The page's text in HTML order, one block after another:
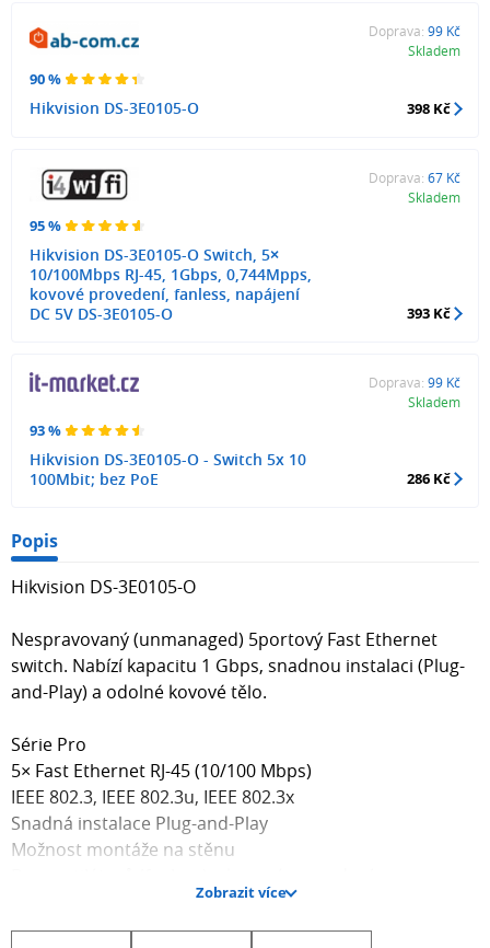
90 %
Hikvision DS-3E0105-O
Doprava: 99 Kč
Skladem
398 Kč
95 %
Hikvision DS-3E0105-O Switch, 5×
10/100Mbps RJ-45, 1Gbps, 0,744Mpps,
kovové provedení, fanless, napájení
DC 5V DS-3E0105-O
Doprava: 67 Kč
Skladem
393 Kč
93 %
Hikvision DS-3E0105-O - Switch 5x 10
100Mbit; bez PoE
Doprava: 99 Kč
Skladem
286 Kč
Popis
Hikvision DS-3E0105-O
Nespravovaný (unmanaged) 5portový Fast Ethernet
switch. Nabízí kapacitu 1 Gbps, snadnou instalaci (Plug-
and-Play) a odolné kovové tělo.
Série Pro
5× Fast Ethernet RJ-45 (10/100 Mbps)
IEEE 802.3, IEEE 802.3u, IEEE 802.3x
Snadná instalace Plug-and-Play
Možnost montáže na stěnu
ZÁKLADNÍ SPECIFIKACE
Zobrazit více